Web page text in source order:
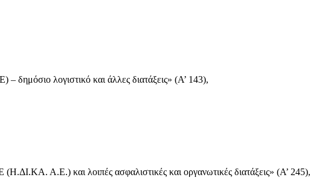
δημόσιο λογιστικό και άλλες διατάξεις» (Α’ 143),
Α.Ε.) και λοιπές ασφαλιστικές και οργανωτικές διατάξεις» (Α’ 245),